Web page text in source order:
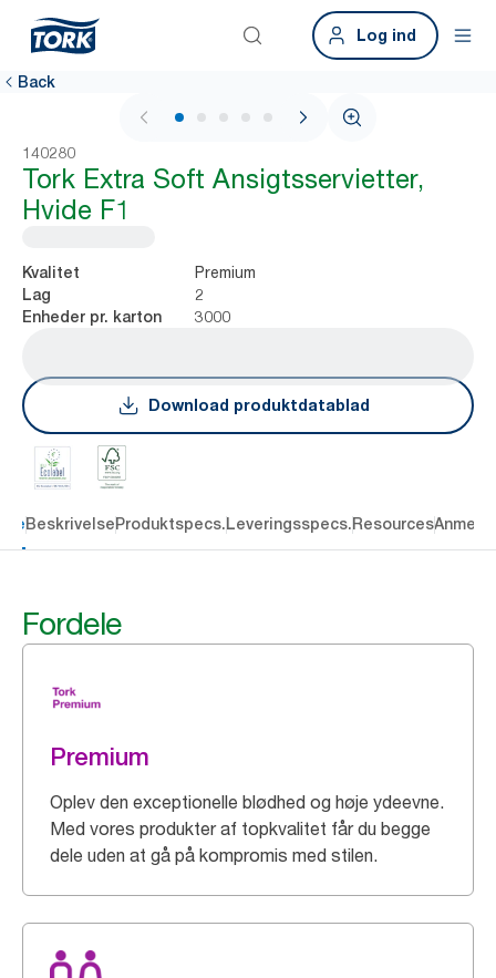
Log ind
Back
1 / 6
140280
Tork Extra Soft Ansigtsservietter,
Hvide F1
Kvalitet Premium
Lag 2
Enheder pr. karton 3000
Download produktdatablad
BeskrivelseProduktspecs.Leveringsspecs.Resources
Fordele
Premium
Oplev den exceptionelle blødhed og høje ydeevne.
Med vores produkter af topkvalitet får du begge
dele uden at gå på kompromis med stilen.